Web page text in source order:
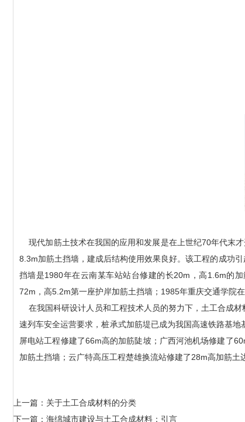
现代加筋土技术在我国的应用和发展是在上世纪70年代末
8.3m加筋土挡墙，建成后结构使用效果良好。该工程的成功
挡墙是1980年在云南某车站站台修建的长20m，高1.6m的
72m，高5.2m第一座护岸加筋土挡墙；1985年重庆交通学院
在我国科研设计人员和工程技术人员的努力下，土工合成
速列车安全运营要求，桩承式加筋堤已成为我国高速铁路基
屏电站工程修建了66m高的加筋陡坡；广西河池机场修建了
加筋土挡墙；云广特高压工程楚雄换流站修建了28m高加筋土
上一篇： 关于土工合成材料的分类
下一篇： 海绵城市建设与土工合成材料：引言